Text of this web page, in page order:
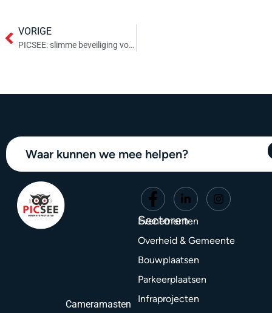
VORIGE
PICSEE: slimme beveiliging voor koude en donkere dagen
Waar kunnen we mee helpen?
Cameramasten
Sectoren
Evenementen
Overheid & Gemeente
Bouwplaatsen
Parkeerplaatsen
Infraprojecten